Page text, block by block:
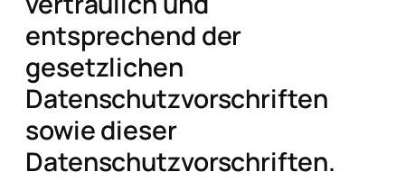
entsprechend der
gesetzlichen
Datenschutzvorschriften
sowie dieser
Datenschutzvorschriften.